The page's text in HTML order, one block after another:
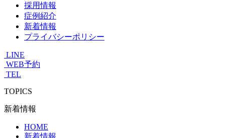
採用情報
症例紹介
新着情報
プライバシーポリシー
LINE
WEB予約
TEL
TOPICS
新着情報
HOME
新着情報